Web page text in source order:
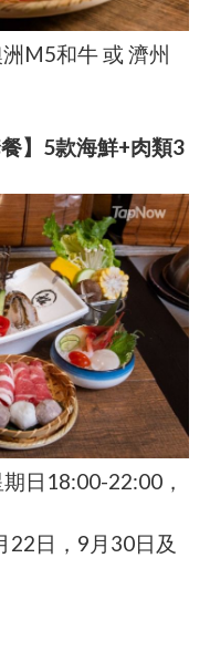
M5和牛 或 濟州
】5款海鮮+肉類3
日18:00-22:00，
22日，9月30日及